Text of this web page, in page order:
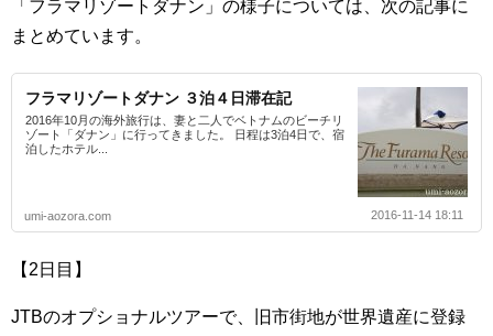
「フラマリゾートダナン」の様子については、次の記事に
まとめています。
フラマリゾートダナン ３泊４日滞在記
2016年10月の海外旅行は、妻と二人でベトナムのビーチリ
ゾート「ダナン」に行ってきました。 日程は3泊4日で、宿
泊したホテル...
umi-aozora.com 2016-11-14 18:11
【2日目】
JTBのオプショナルツアーで、旧市街地が世界遺産に登録